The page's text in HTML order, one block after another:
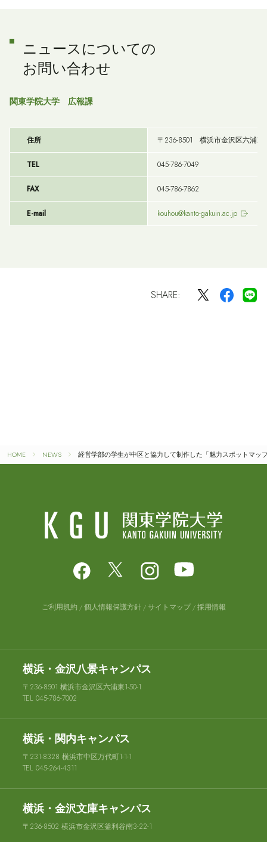
HOME NEWS 経営学部の学生が中区と協力して制作した「魅力スポットマッ
ニュースについての
お問い合わせ
関東学院大学 広報課
住所 〒236-8501 横浜市金沢区六浦東
TEL 045-786-7049
FAX 045-786-7862
E-mail kouhou@kanto-gakuin.ac.jp
SHARE:
ご利用規約 個人情報保護方針 サイトマップ 採用情報
横浜・金沢八景キャンパス
〒236-8501 横浜市金沢区六浦東1-50-1
TEL 045-786-7002
横浜・関内キャンパス
〒231-8328 横浜市中区万代町1-1-1
TEL 045-264-4311
横浜・金沢文庫キャンパス
〒236-8502 横浜市金沢区釜利谷南3-22-1